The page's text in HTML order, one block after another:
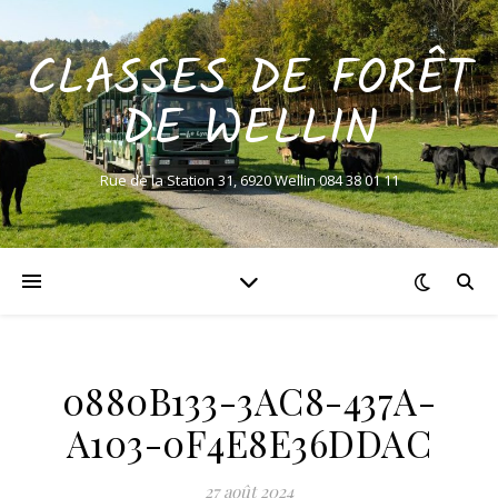
CLASSES DE FORÊT
DE WELLIN
Rue de la Station 31, 6920 Wellin 084 38 01 11
0880B133-3AC8-437A-
A103-0F4E8E36DDAC
27 août 2024